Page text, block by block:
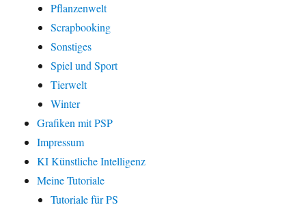
Pflanzenwelt
Scrapbooking
Sonstiges
Spiel und Sport
Tierwelt
Winter
Grafiken mit PSP
Impressum
KI Künstliche Intelligenz
Meine Tutoriale
Tutoriale für PS